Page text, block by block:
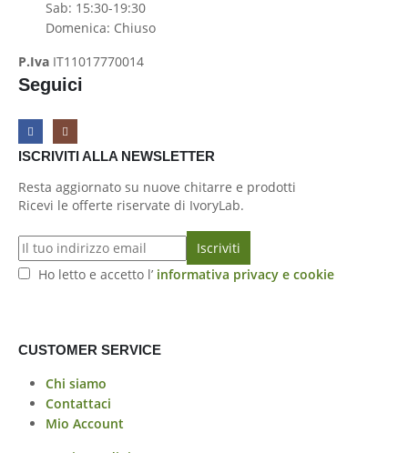
Sab: 15:30-19:30
Domenica: Chiuso
P.Iva IT11017770014
Seguici
ISCRIVITI ALLA NEWSLETTER
Resta aggiornato su nuove chitarre e prodotti
Ricevi le offerte riservate di IvoryLab.
Ho letto e accetto l’ informativa privacy e cookie
CUSTOMER SERVICE
Chi siamo
Contattaci
Mio Account